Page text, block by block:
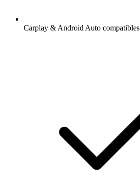
Carplay & Android Auto compatibles